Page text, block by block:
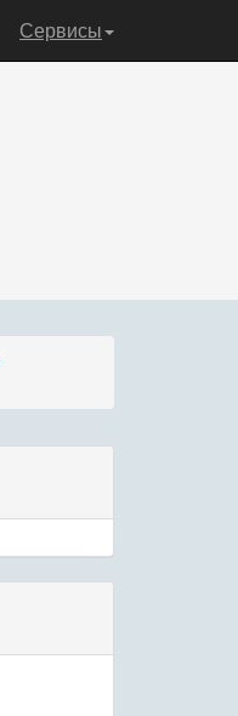
Сервисы